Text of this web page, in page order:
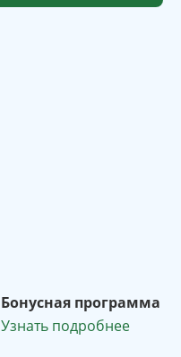
Бонусная программа
Узнать подробнее